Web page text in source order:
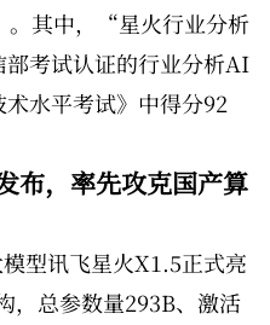
其中，“星火行业分析
考试认证的行业分析AI
水平考试》中得分92
布，率先攻克国产算
型讯飞星火X1.5正式亮
，总参数量293B、激活